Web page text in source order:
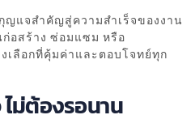
ญแจสำคัญสู่ความสำเร็จของงาน
อสร้าง ซ่อมแซม หรือ
เลือกที่คุ้มค่าและตอบโจทย์ทุก
ไม่ต้องรอนาน